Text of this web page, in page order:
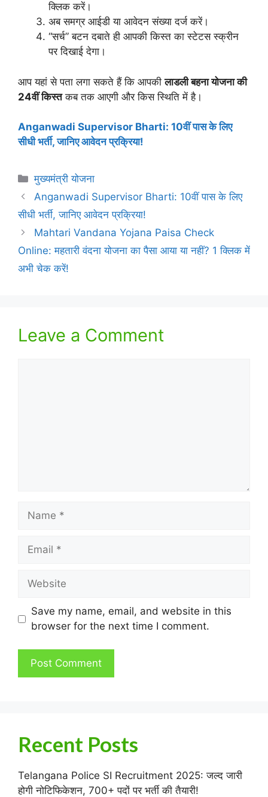
क्लिक करें।
अब समग्र आईडी या आवेदन संख्या दर्ज करें।
“सर्च” बटन दबाते ही आपकी किस्त का स्टेटस स्क्रीन
पर दिखाई देगा।
आप यहां से पता लगा सकते हैं कि आपकीलाडली बहना योजना की
24वीं किस्तकब तक आएगी और किस स्थिति में है।
Anganwadi Supervisor Bharti: 10वीं पास के लिए
सीधी भर्ती, जानिए आवेदन प्रक्रिया!
Categories
मुख्यमंत्री योजना
Anganwadi Supervisor Bharti: 10वीं पास के लिए
सीधी भर्ती, जानिए आवेदन प्रक्रिया!
Mahtari Vandana Yojana Paisa Check
Online: महतारी वंदना योजना का पैसा आया या नहीं? 1 क्लिक में
अभी चेक करें!
Leave a Comment
Name
Email
Website
Save my name, email, and website in this
browser for the next time I comment.
Recent Posts
Telangana Police SI Recruitment 2025: जल्द जारी
होगी नोटिफिकेशन, 700+ पदों पर भर्ती की तैयारी!